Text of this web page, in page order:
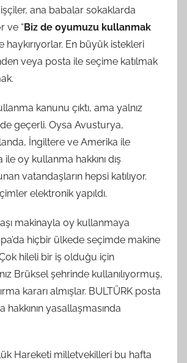
ana babalar sokaklarda
ve “Biz de oyumuzu kullanmak
haykırıyorlar. En büyük istekleri
veya posta ile seçime katılmak
kanunu çıktı, ama yalnız
geçerli. Oysa Avusturya,
İngiltere ve Amerika ile
oy kullanma hakkını dış
vatandaşların hepsi katılıyor.
elektronik yapıldı.
makinayla oy kullanmaya
hiçbir ülkede seçimde makine
hileli bir iş olduğu için
Brüksel şehrinde kullanılıyormuş,
kararı almışlar. BULTÜRK posta
hakkının yasallaşmasında
Hareketi milletvekilleri bu hafta